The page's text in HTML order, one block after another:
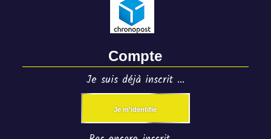
Compte
Je suis déjà inscrit ...
Je m'identifie